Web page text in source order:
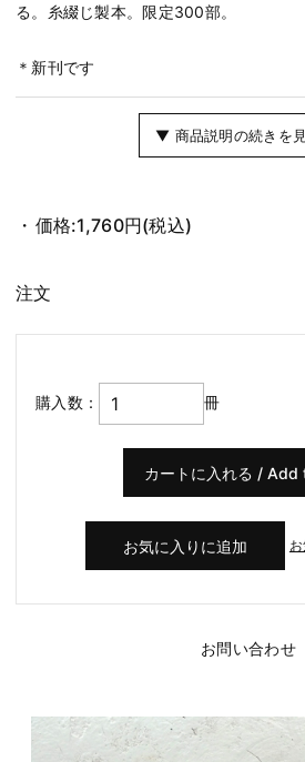
る。糸綴じ製本。限定300部。
＊新刊です
▼ 商品説明の続きを
価格:1,760円(税込)
注文
購入数： 冊
お問い合わせ